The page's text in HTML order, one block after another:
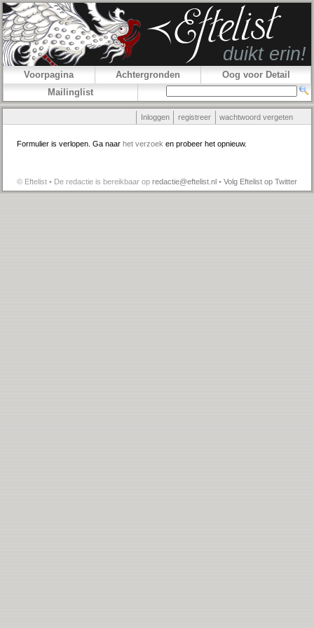
Voorpagina Achtergronden
Oog voor Detail
Mailinglist
Inloggen registreer wachtwoord vergeten
Formulier is verlopen. Ga naar het verzoek en probeer het opnieuw.
© Eftelist • De redactie is bereikbaar op redactie@eftelist.nl • Volg Eftelist op Twitter